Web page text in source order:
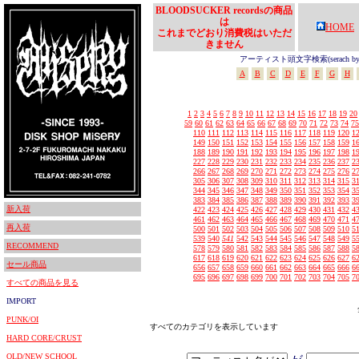
新入荷
再入荷
RECOMMEND
セール商品
すべての商品を見る
IMPORT
PUNK/OI
HARD CORE/CRUST
OLD/NEW SCHOOL
BLOODSUCKER recordsの商品
は
これまでどおり消費税はいただ
きません
HOME
アーティスト頭文字検索(serach
A
B C D E F G H
1 2 3 4 5 6 7 8 9 10 11 12 13 14 15 16 17 18 19 20
59 60 61 62 63 64 65 66 67 68 69 70 71 72 73 74 75
110 111 112 113 114 115 116 117 118 119 120
149 150 151 152 153 154 155 156 157 158 159
188 189 190 191 192 193 194 195 196 197 198
227 228 229 230 231 232 233 234 235 236 237
266 267 268 269 270 271 272 273 274 275 276
305 306 307 308 309 310 311 312 313 314 315
344 345 346 347 348 349 350 351 352 353 354
383 384 385 386 387 388 389 390 391 392 393
422 423 424 425 426 427 428 429 430 431 432
461 462 463 464 465 466 467 468 469 470 471
500 501 502 503 504 505 506 507 508 509 510
539 540 541 542 543 544 545 546 547 548 549
578 579 580 581 582 583 584 585 586 587 588
617 618 619 620 621 622 623 624 625 626 627
656 657 658 659 660 661 662 663 664 665 666
695 696 697 698 699 700 701 702 703 704 705
すべてのカテゴリを表示しています